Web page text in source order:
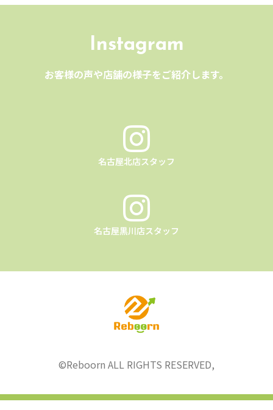
Instagram
お客様の声や店舗の様子をご紹介します。
名古屋北店スタッフ
名古屋黒川店スタッフ
©︎Reboorn ALL RIGHTS RESERVED,